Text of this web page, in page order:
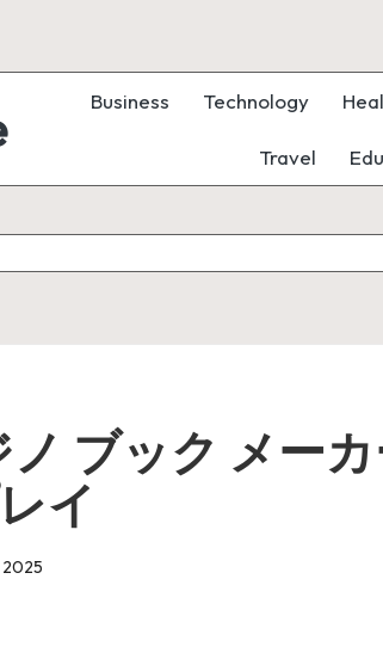
Business Technology
Travel
ブック メー
イ
2025